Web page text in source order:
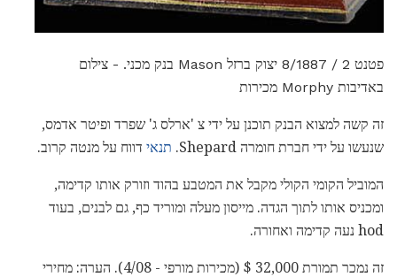
פטנט 2 / 8/1887 יצוק ברזל Mason בנק מכני. - צילום
באדיבות Morphy מכירות
זה קשה למצוא הבנק תוכנן על ידי צ 'ארלס ג' שפרד ופיטר אדמס,
שנעשו על ידי חברת חומרה Shepard.
תנאי דווח על מנטה קרוב.
המוביל הקומי הקולי מקבל את המטבע בהוד וזורק אותו קדימה,
ומכניס אותו לתוך הגדה. מייסון מעלה ומוריד כף, גם לבנים, בעוד
hod נעה קדימה ואחורה.
זה נמכר תמורת 32,000 $ (מכירות מורפי - 4/08). הערה: מחירי